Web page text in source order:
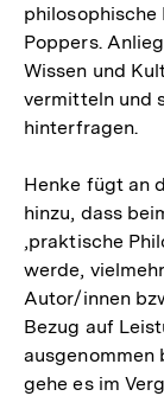
philosophische
Poppers.
Wissen und
vermitteln und
hinterfragen.
Henke fügt an
hinzu, dass
‚praktische
werde,
Autor/innen
Bezug auf
ausgenommen
gehe es im